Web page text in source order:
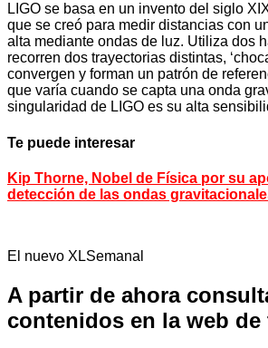
LIGO se basa en un invento del siglo
que se creó para medir distancias con
alta mediante ondas de luz. Utiliza dos
recorren dos trayectorias distintas,
convergen y forman un patrón de
que varía cuando se capta una onda
singularidad de LIGO es su alta
Te puede interesar
Kip Thorne, Nobel de Física por su
detección de las ondas
El nuevo XLSemanal
A partir de ahora
contenidos en la web